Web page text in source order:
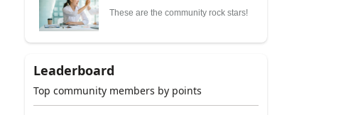
These are the community rock stars!
Leaderboard
Top community members by points